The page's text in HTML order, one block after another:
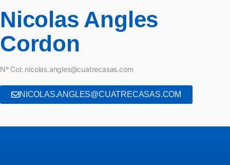
Nicolas Angles
Cordon
Nº Col: nicolas.angles@cuatrecasas.com
NICOLAS.ANGLES@CUATRECASAS.COM